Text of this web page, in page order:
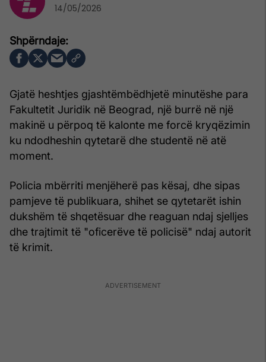
Gjatë heshtjes gjashtëmbëdhjetë minutëshe para
Fakultetit Juridik në Beograd, një burrë në një
makinë u përpoq të kalonte me forcë kryqëzimin
ku ndodheshin qytetarë dhe studentë në atë
moment.
Policia mbërriti menjëherë pas kësaj, dhe sipas
pamjeve të publikuara, shihet se qytetarët ishin
dukshëm të shqetësuar dhe reaguan ndaj sjelljes
dhe trajtimit të "oficerëve të policisë" ndaj autorit
të krimit.
14/05/2026